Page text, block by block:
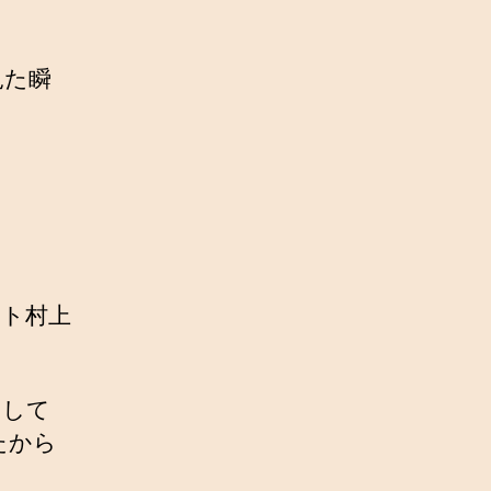
瞬
村上
て
から